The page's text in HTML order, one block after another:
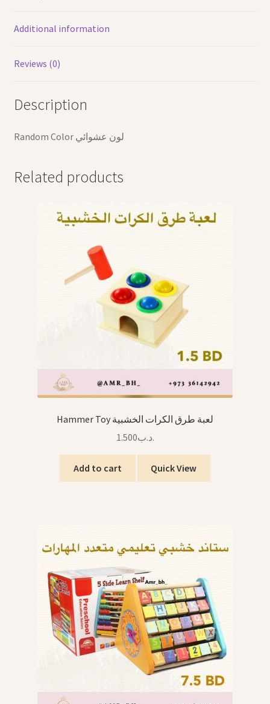
Additional information
Reviews (0)
Description
Random Color لون عشوائي
Related products
Hammer Toy لعبة طرق الكرات الخشبية
.د.ب1.500
Add to cart Quick View